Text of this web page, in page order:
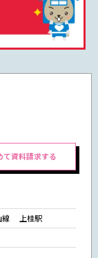
て資料請求する
線
上桂駅